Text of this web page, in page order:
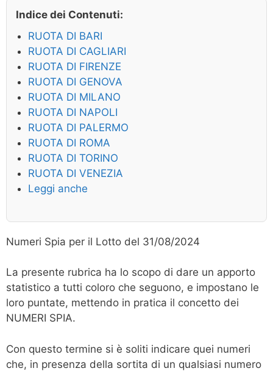
Indice dei Contenuti:
RUOTA DI BARI
RUOTA DI CAGLIARI
RUOTA DI FIRENZE
RUOTA DI GENOVA
RUOTA DI MILANO
RUOTA DI NAPOLI
RUOTA DI PALERMO
RUOTA DI ROMA
RUOTA DI TORINO
RUOTA DI VENEZIA
Leggi anche
Numeri Spia per il Lotto del 31/08/2024
La presente rubrica ha lo scopo di dare un apporto
statistico a tutti coloro che seguono, e impostano le
loro puntate, mettendo in pratica il concetto dei
NUMERI SPIA.
Con questo termine si è soliti indicare quei numeri
che, in presenza della sortita di un qualsiasi numero